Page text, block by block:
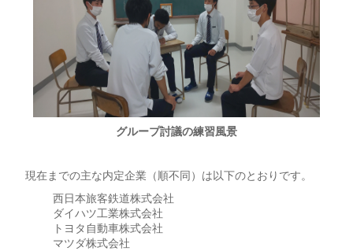
グループ討議の練習風景
現在までの主な内定企業（順不同）は以下のとおりです。
西日本旅客鉄道株式会社
ダイハツ工業株式会社
トヨタ自動車株式会社
マツダ株式会社